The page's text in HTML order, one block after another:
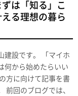
は「知る」こ
る理想の暮ら
建設です。 「マイホ
何から始めたらいい
方に向けて記事を書
前回のブログでは、